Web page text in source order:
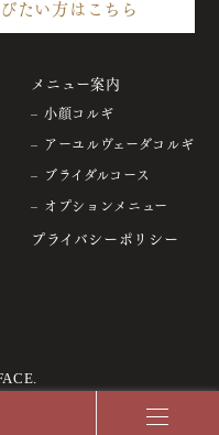
たい方はこちら
メニュー案内
– 小顔コルギ
– アーユルヴェーダコルギ
– ブライダルコース
– オプションメニュー
プライバシーポリシー